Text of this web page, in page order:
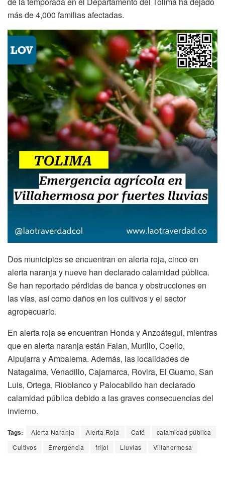
más de 4,000 familias afectadas.
Dos municipios se encuentran en alerta roja, cinco en
alerta naranja y nueve han declarado calamidad pública.
Se han reportado pérdidas de banca y obstrucciones en
las vías, así como daños en los cultivos y el sector
agropecuario.
En alerta roja se encuentran Honda y Anzoátegui, mientras
que en alerta naranja están Falan, Murillo, Coello,
Alpujarra y Ambalema. Además, las localidades de
Natagaima, Venadillo, Cajamarca, Rovira, El Guamo, San
Luis, Ortega, Rioblanco y Palocabildo han declarado
calamidad pública debido a las graves consecuencias del
invierno.
Tags: Alerta Naranja Alerta Roja Café
calamidad pública
Cultivos
Emergencia frijol Lluvias Villahermosa